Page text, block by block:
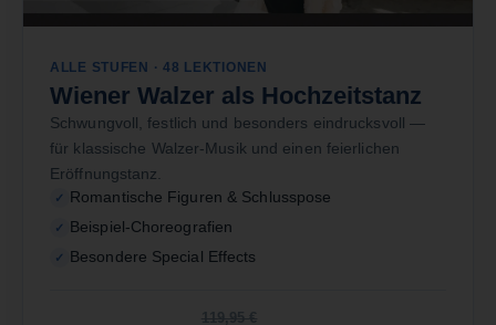
ALLE STUFEN · 48 LEKTIONEN
Wiener Walzer als Hochzeitstanz
Schwungvoll, festlich und besonders eindrucksvoll —
für klassische Walzer-Musik und einen feierlichen
Eröffnungstanz.
Romantische Figuren & Schlusspose
Beispiel-Choreografien
Besondere Special Effects